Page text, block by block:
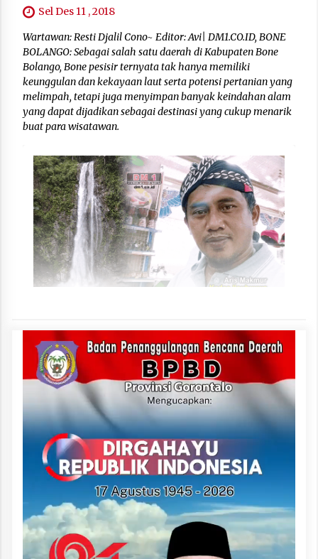
Sel Des 11 , 2018
Wartawan: Resti Djalil Cono~ Editor: Avi| DM1.CO.ID, BONE
BOLANGO: Sebagai salah satu daerah di Kabupaten Bone
Bolango, Bone pesisir ternyata tak hanya memiliki
keunggulan dan kekayaan laut serta potensi pertanian yang
melimpah, tetapi juga menyimpan banyak keindahan alam
yang dapat dijadikan sebagai destinasi yang cukup menarik
buat para wisatawan.